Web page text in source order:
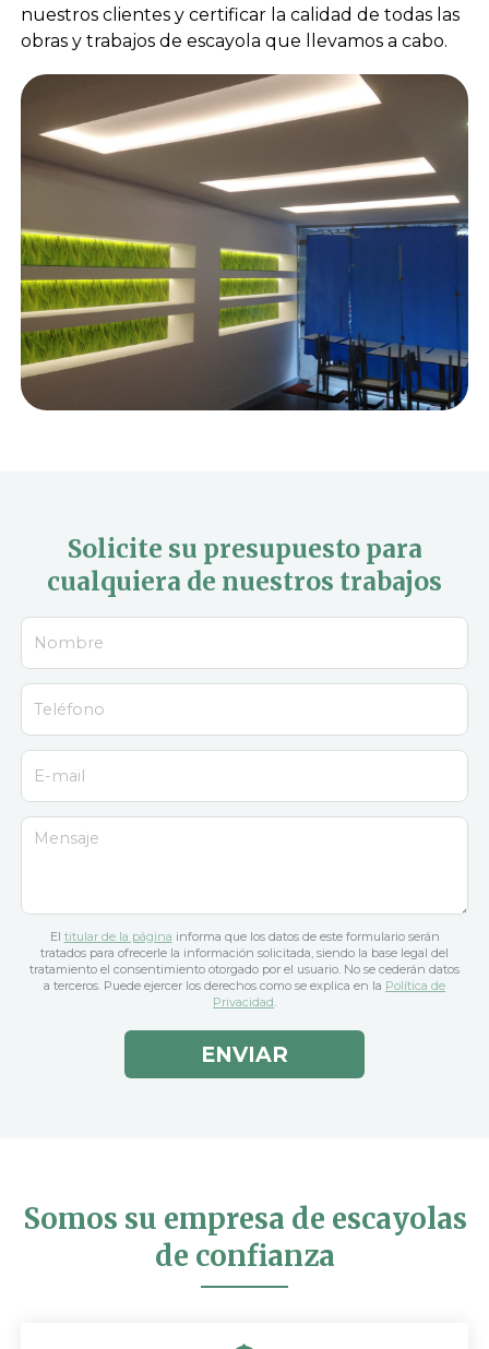
nuestros clientes y certificar la calidad de todas las
obras y trabajos de escayola que llevamos a cabo.
Solicite su presupuesto para
cualquiera de nuestros trabajos
Nombre
Teléfono
E-mail
Mensaje
El titular de la página informa que los datos de este formulario serán
tratados para ofrecerle la información solicitada, siendo la base legal del
tratamiento el consentimiento otorgado por el usuario. No se cederán datos
a terceros. Puede ejercer los derechos como se explica en la Política de
Privacidad
Somos su empresa de escayolas
de confianza